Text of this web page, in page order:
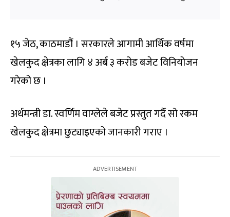
१५ जेठ, काठमाडौं । सरकारले आगामी आर्थिक वर्षमा
खेलकुद क्षेत्रका लागि ४ अर्ब ३ करोड बजेट विनियोजन
गरेको छ ।
अर्थमन्त्री डा. स्वर्णिम वाग्लेले बजेट प्रस्तुत गर्दै सो रकम
खेलकुद क्षेत्रमा छुट्याइएको जानकारी गराए ।